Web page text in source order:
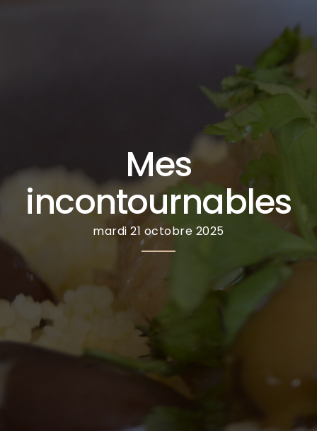
Mes
incontournables
mardi 21 octobre 2025